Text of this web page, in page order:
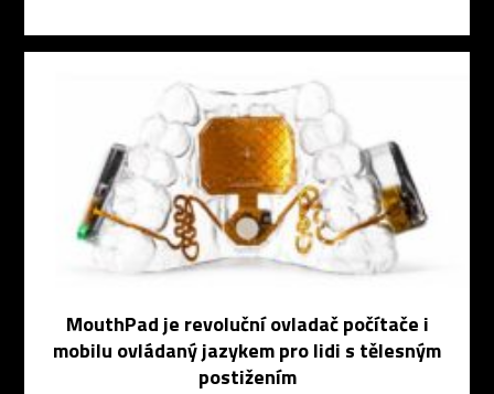
MouthPad je revoluční ovladač počítače i
mobilu ovládaný jazykem pro lidi s tělesným
postižením